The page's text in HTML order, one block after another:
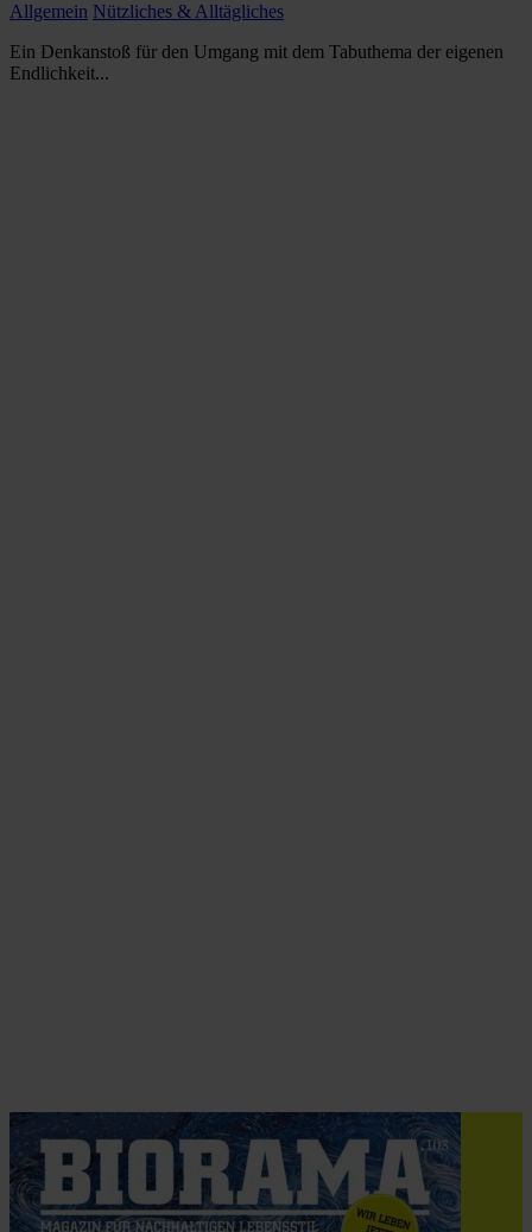
Allgemein Nützliches & Alltägliches
Ein Denkanstoß für den Umgang mit dem Tabuthema der eigenen
Endlichkeit...